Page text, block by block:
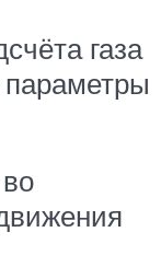
газа
параметры